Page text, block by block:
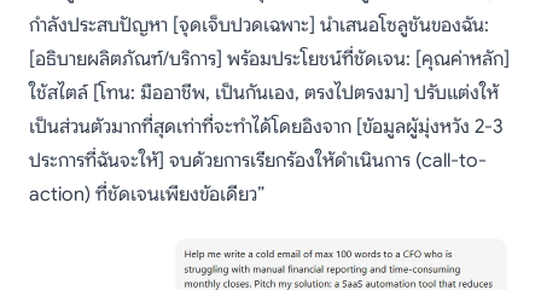
กำลังประสบปัญหา [จุดเจ็บปวดเฉพาะ] นำเสนอโซลูชันของฉัน:
[อธิบายผลิตภัณฑ์/บริการ] พร้อมประโยชน์ที่ชัดเจน: [คุณค่าหลัก]
ใช้สไตล์ [โทน: มืออาชีพ, เป็นกันเอง, ตรงไปตรงมา] ปรับแต่งให้
เป็นส่วนตัวมากที่สุดเท่าที่จะทำได้โดยอิงจาก [ข้อมูลผู้มุ่งหวัง 2-3
ประการที่ฉันจะให้] จบด้วยการเรียกร้องให้ดำเนินการ (call-to-
action) ที่ชัดเจนเพียงข้อเดียว”